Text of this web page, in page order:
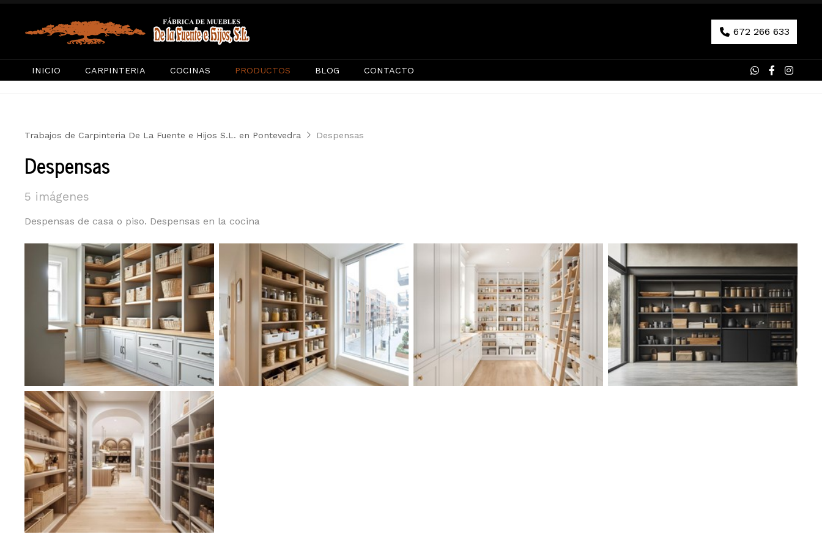
672 266 633
INICIO CARPINTERIA COCINAS PRODUCTOS BLOG CONTACTO
Trabajos de Carpinteria De La Fuente e Hijos S.L. en Pontevedra Despensas
Despensas
5 imágenes
Despensas de casa o piso. Despensas en la cocina